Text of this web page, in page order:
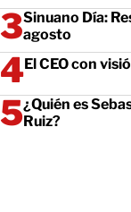
Sinuano Día:
agosto
El CEO con
¿Quién es
Ruiz?